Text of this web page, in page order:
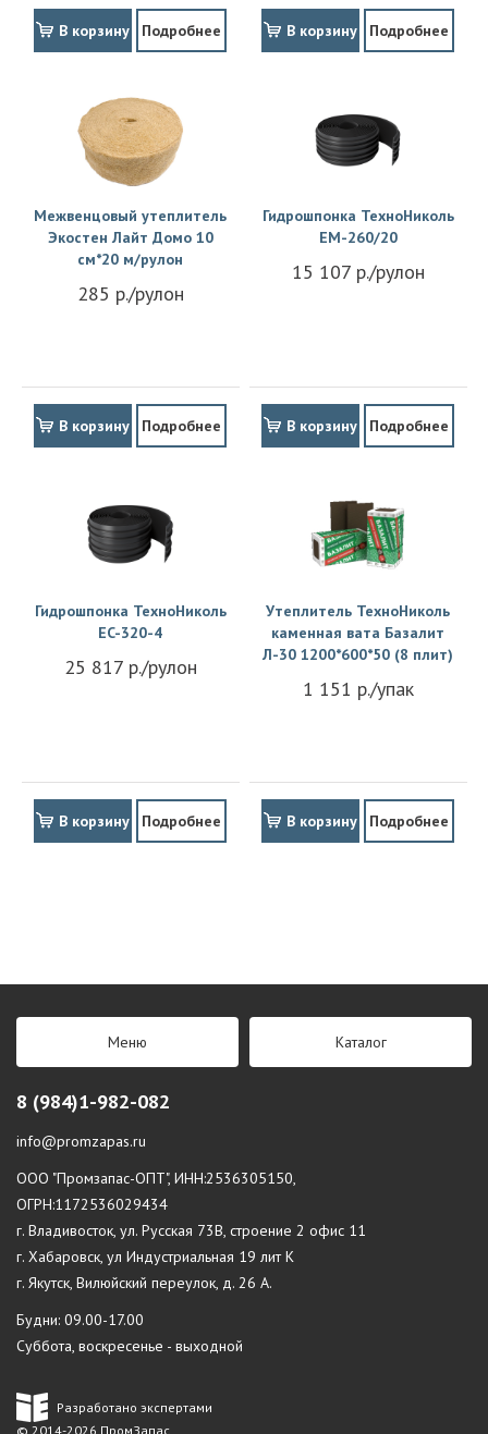
В корзину Подробнее В корзину Подробнее
Межвенцовый утеплитель
Экостен Лайт Домо 10
см*20 м/рулон
285 р./рулон
В корзину Подробнее
Гидрошпонка ТехноНиколь
EM-260/20
15 107 р./рулон
В корзину Подробнее
Гидрошпонка ТехноНиколь
EC-320-4
25 817 р./рулон
В корзину Подробнее
Утеплитель ТехноНиколь
каменная вата Базалит
Л-30 1200*600*50 (8 плит)
1 151 р./упак
В корзину Подробнее
Меню Каталог
8 (984)1-982-082
info@promzapas.ru
ООО "Промзапас-ОПТ", ИНН:2536305150,
ОГРН:1172536029434
г. Владивосток, ул. Русская 73В, строение 2 офис 11
г. Хабаровск, ул Индустриальная 19 лит К
г. Якутск, Вилюйский переулок, д. 26 А.
Будни: 09.00-17.00
Суббота, воскресенье - выходной
Разработано экспертами
© 2014-2026 ПромЗапас